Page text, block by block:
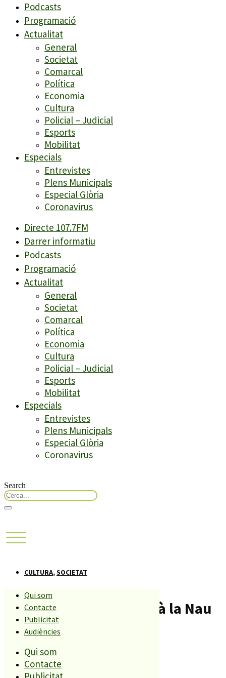
Podcasts
Programació
Actualitat
General
Societat
Comarcal
Política
Economia
Cultura
Policial – Judicial
Esports
Mobilitat
Especials
Entrevistes
Plens Municipals
Especial Glòria
Coronavirus
Directe 107.7FM
Darrer informatiu
Podcasts
Programació
Actualitat
General
Societat
Comarcal
Política
Economia
Cultura
Policial – Judicial
Esports
Mobilitat
Especials
Entrevistes
Plens Municipals
Especial Glòria
Coronavirus
Search
Qui som
Contacte
Publicitat
Audiències
Qui som
Contacte
CULTURA,SOCIETAT
L’Ajuntament mantindrà la Nau
d’entitats un any més
Compartiu aquesta història